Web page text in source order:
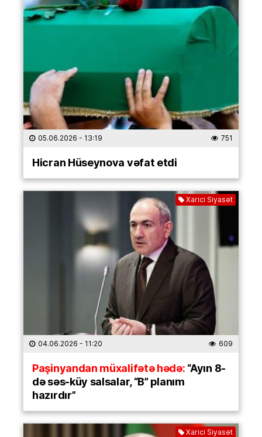
05.06.2026 - 13:19 751
Hicran Hüseynova vəfat etdi
Xarici Siyasət
04.06.2026 - 11:20 609
Paşinyandan müxalifətə hədə:“Ayın 8-
də səs-küy salsalar, “B” planım
hazırdır”
Xarici Siyasət